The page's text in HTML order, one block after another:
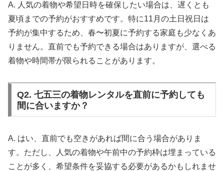
A. 人気の着物や希望日時を確保したい場合は、遅くとも
夏頃までの予約がおすすめです。特に11月の土日祝日は
予約が集中するため、春〜初夏に予約する家庭も少なくあ
りません。直前でも予約できる場合はありますが、選べる
着物や時間帯が限られることがあります。
Q2. 七五三の着物レンタルを直前に予約しても
間に合いますか？
A. はい、直前でも空きがあれば間に合う場合がありま
す。ただし、人気の着物や午前中の予約枠は埋まっている
ことが多く、希望条件を妥協する必要があるかもしれませ